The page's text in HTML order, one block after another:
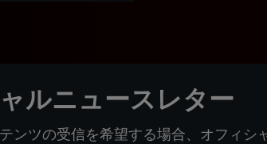
ルニュースレター
ンツの受信を希望する場合、オフィシ